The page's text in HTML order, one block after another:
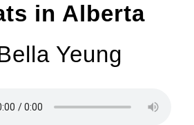
in Alberta
Yeung